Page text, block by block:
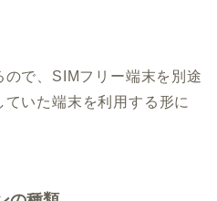
で、SIMフリー端末を別途
いた端末を利用する形に